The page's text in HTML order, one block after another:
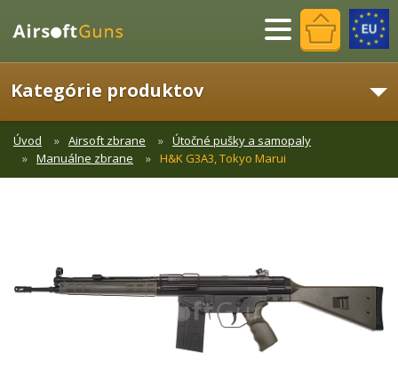
Menu
Kategórie produktov
Úvod Airsoft zbrane
Útočné pušky a samopaly
Manuálne zbrane
H&K G3A3, Tokyo Marui